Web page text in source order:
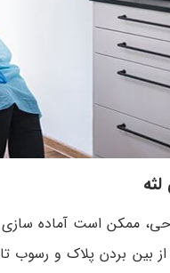
ممکن است آماده
بین بردن پلاک و رسوب